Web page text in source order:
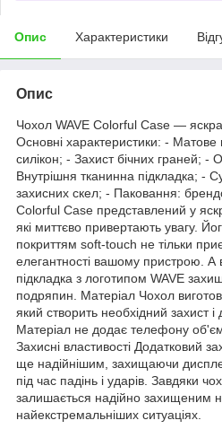
Опис Характеристики
Опис
Чохол WAVE Colorful Case —
Основні характеристики: - Матове
силікон; - Захист бічних граней;
Внутрішня тканинна підкладка; -
захисних скел; - Паковання:
Colorful Case представлений у
які миттєво привертають увагу.
покриттям soft-touch не тільки
елегантності вашому пристрою. А
підкладка з логотипом WAVE
подряпин. Матеріал Чохол
який створить необхідний захист і
Матеріал не додає телефону
Захисні властивості Додатковий
ще надійнішим, захищаючи
під час падінь і ударів. Завдяки
залишається надійно захищеним
найекстремальніших ситуаціях.